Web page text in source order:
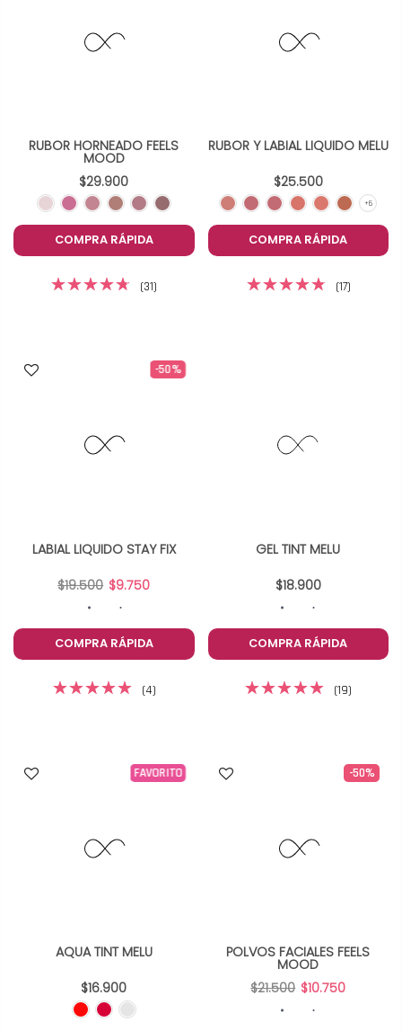
RUBOR HORNEADO FEELS
MOOD
$29.900
COMPRA RÁPIDA
(31)
RUBOR Y LABIAL LIQUIDO MELU
$25.500
COMPRA RÁPIDA
(17)
-50%
LABIAL LIQUIDO STAY FIX
$19.500 $9.750
COMPRA RÁPIDA
(4)
GEL TINT MELU
$18.900
COMPRA RÁPIDA
(19)
FAVORITO
AQUA TINT MELU
$16.900
-50%
POLVOS FACIALES FEELS
MOOD
$21.500 $10.750